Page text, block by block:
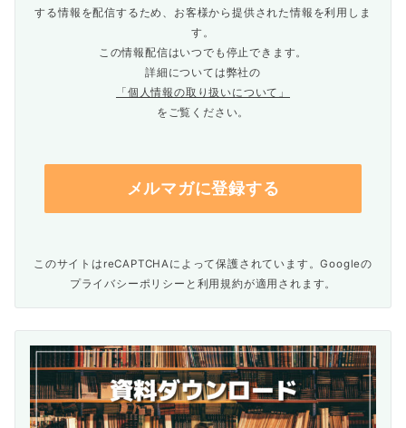
する情報を配信するため、お客様から提供された情報を利用しま
す。
この情報配信はいつでも停止できます。
詳細については弊社の
「個人情報の取り扱いについて」
をご覧ください。
このサイトはreCAPTCHAによって保護されています。Googleの
プライバシーポリシー と 利用規約が適用されます。